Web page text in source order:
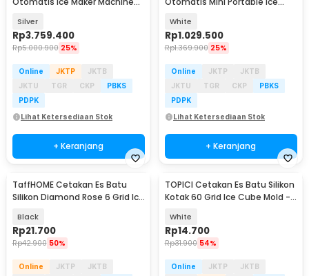
Silver
Rp3.759.400
Rp5.000.900 25%
Online JKTP
JKTB
JKTU
TGR CKP
PBKS
PDPK
Lihat Ketersediaan Stok
+ Keranjang
White
Rp1.029.500
Rp1.369.900 25%
Online JKTP
JKTB
JKTU
TGR CKP
PBKS
PDPK
Lihat Ketersediaan Stok
+ Keranjang
TaffHOME Cetakan Es Batu
Silikon Diamond Rose 6 Grid Ice
Black
Rp21.700
Rp42.900 50%
Online JKTP
JKTB
TOPICI Cetakan Es Batu Silikon
Kotak 60 Grid Ice Cube Mold -
White
Rp14.700
Rp31.900 54%
Online JKTP
JKTB